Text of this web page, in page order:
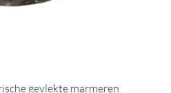
gevlekte marmeren